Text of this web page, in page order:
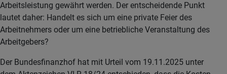
Arbeitsleistung gewährt werden. Der entscheidende Punkt
lautet daher: Handelt es sich um eine private Feier des
Arbeitnehmers oder um eine betriebliche Veranstaltung des
Arbeitgebers?
Der Bundesfinanzhof hat mit Urteil vom 19.11.2025 unter